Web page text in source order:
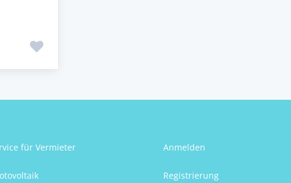
für Vermieter Anmelden
Registrierung